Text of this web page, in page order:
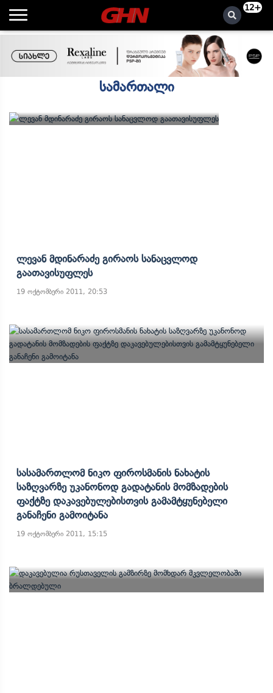
12+
სამართალი
Ლევან Მდინარაძე Გირაოს Სანაცვლოდ
Გაათავისუფლეს
19 ოქტომბერი 2011, 20:53
Სასამართლომ Ნიკო Ფიროსმანის Ნახატის
Საზღვარზე Უკანონოდ Გადატანის Მომზადების
Ფაქტზე Დაკავებულებისთვის Გამამტყუნებელი
Განაჩენი Გამოიტანა
19 ოქტომბერი 2011, 15:15